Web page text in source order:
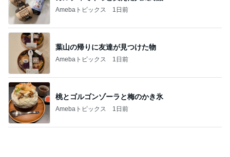
コーヒーが苦手な人でも飲める後味
Amebaトピックス 14時間前